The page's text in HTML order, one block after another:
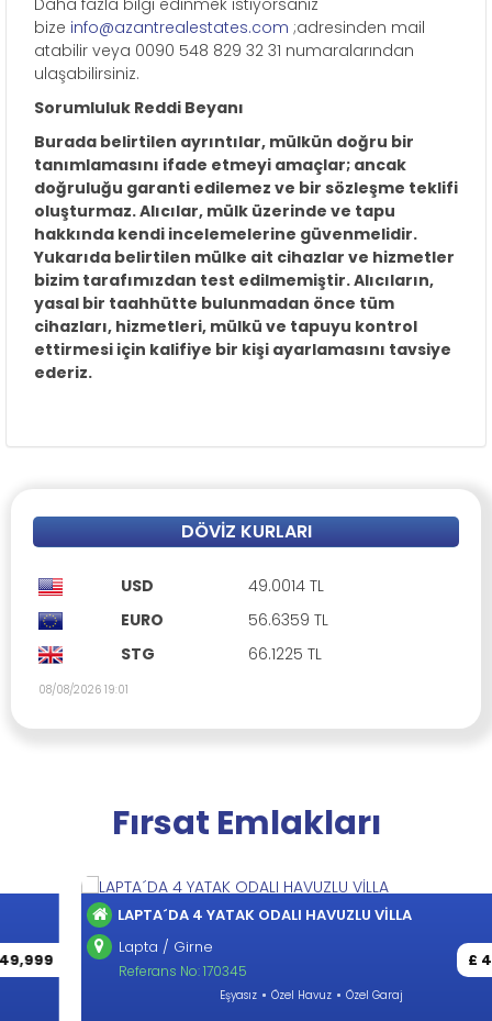
Daha fazla bilgi edinmek istiyorsanız
bize info@azantrealestates.com ;adresinden mail
atabilir veya 0090 548 829 32 31 numaralarından
ulaşabilirsiniz.
Sorumluluk Reddi Beyanı
Burada belirtilen ayrıntılar, mülkün doğru bir
tanımlamasını ifade etmeyi amaçlar; ancak
doğruluğu garanti edilemez ve bir sözleşme teklifi
oluşturmaz. Alıcılar, mülk üzerinde ve tapu
hakkında kendi incelemelerine güvenmelidir.
Yukarıda belirtilen mülke ait cihazlar ve hizmetler
bizim tarafımızdan test edilmemiştir. Alıcıların,
yasal bir taahhütte bulunmadan önce tüm
cihazları, hizmetleri, mülkü ve tapuyu kontrol
ettirmesi için kalifiye bir kişi ayarlamasını tavsiye
ederiz.
DÖVIZ KURLARI
USD
49.0014 TL
EURO
56.6359 TL
STG
66.1225 TL
08/08/2026 19:01
Fırsat Emlakları
LAPTA´DA 4 YATAK ODALI HAVUZLU VİLLA
Lapta / Girne
£ 499,999
Referans No: 170345
Özel Havuz Özel Garaj